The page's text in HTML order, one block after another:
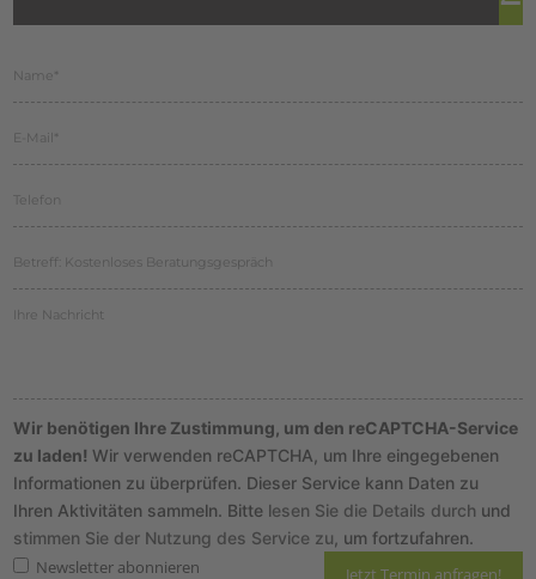
Wir benötigen Ihre Zustimmung, um den reCAPTCHA-Service
zu laden!Wir verwenden reCAPTCHA, um Ihre eingegebenen
Informationen zu überprüfen. Dieser Service kann Daten zu
Ihren Aktivitäten sammeln. Bitte lesen Sie die Details durch und
stimmen Sie der Nutzung des Service zu , um fortzufahren.
Newsletter abonnieren